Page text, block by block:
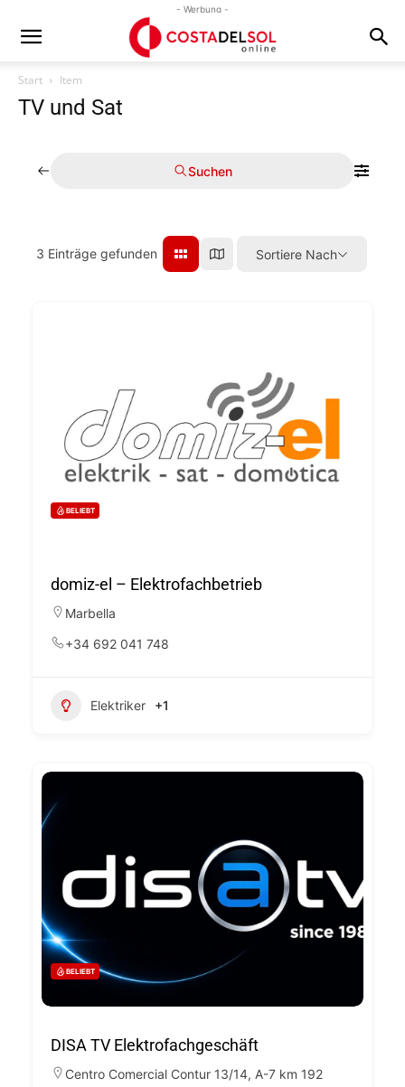
- Werbung -
Start Item
TV und Sat
Suchen
3 Einträge gefunden Sortiere Nach
BELIEBT
domiz-el – Elektrofachbetrieb
Marbella
+34 692 041 748
Elektriker +1
BELIEBT
DISA TV Elektrofachgeschäft
Centro Comercial Contur 13/14, A-7 km 192